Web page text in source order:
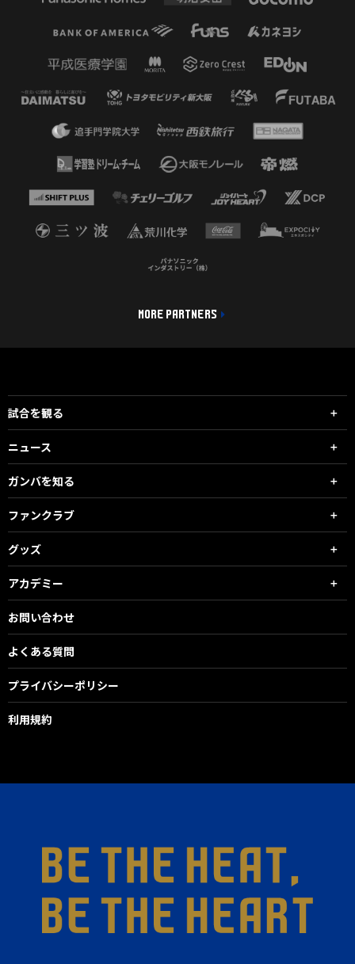
MORE PARTNERS
試合を観る
ニュース
ガンバを知る
ファンクラブ
グッズ
アカデミー
お問い合わせ
よくある質問
プライバシーポリシー
利用規約